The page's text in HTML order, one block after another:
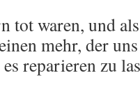
tot waren, und
mehr, der
reparieren zu